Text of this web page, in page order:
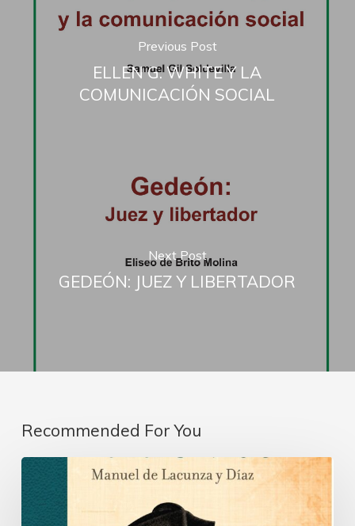
Previous Post
ELLEN G. WHITE Y LA
COMUNICACIÓN SOCIAL
Next Post
GEDEÓN: JUEZ Y LIBERTADOR
Recommended For You